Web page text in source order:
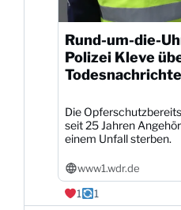
Rund-um-die-
Polizei Kleve
Die
seit 25 Jahren
einem Unfall sterben.
www1.wdr.de
1
1